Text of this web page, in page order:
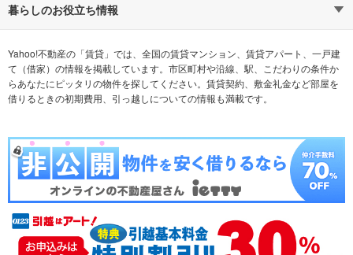
通勤時間から探す
不動産会社から探す 希望の条件から探す
テーマから探す ランキングから探す
不動産・住宅
新築マンション 中古マンション
新築一戸建て 中古一戸建て
注文住宅 土地
売却査定
暮らしのお役立ち情報
マンションカタログ 教えて！住まいの先生
Yahoo!不動産の「賃貸」では、全国の賃貸マンション、賃貸アパート、一戸建
て（借家）の情報を掲載しています。市区町村や沿線、駅、こだわりの条件か
らあなたにピッタリの物件を探してください。賃貸契約、敷金礼金など部屋を
借りるときの初期費用、引っ越しについての情報も満載です。